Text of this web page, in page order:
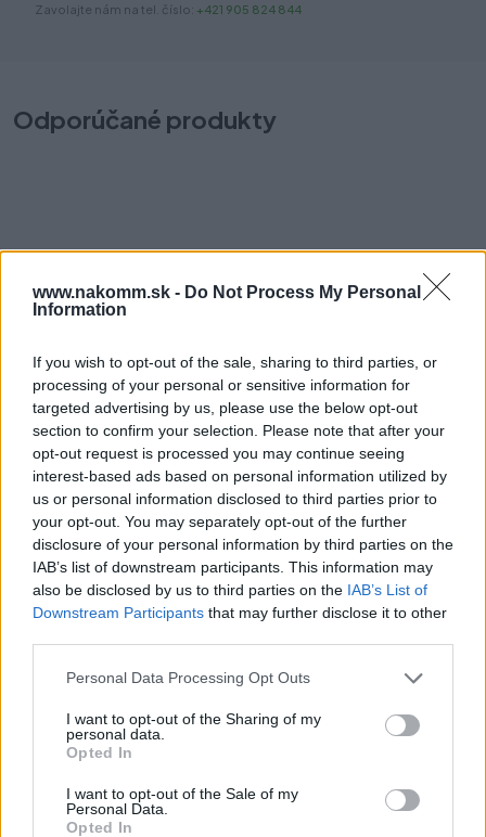
www.nakomm.sk - Do Not Process My Personal
Information
If you wish to opt-out of the sale, sharing to third parties, or
processing of your personal or sensitive information for
targeted advertising by us, please use the below opt-out
section to confirm your selection. Please note that after your
opt-out request is processed you may continue seeing
interest-based ads based on personal information utilized by
us or personal information disclosed to third parties prior to
your opt-out. You may separately opt-out of the further
disclosure of your personal information by third parties on the
IAB’s list of downstream participants. This information may
also be disclosed by us to third parties on the IAB’s List of
Downstream Participants that may further disclose it to other
Personal Data Processing Opt Outs
I want to opt-out of the Sharing of my
personal data.
Opted In
I want to opt-out of the Sale of my
Personal Data.
Opted In
Zavolajte nám na tel. číslo: +421 905 824 844
Odporúčané produkty
Konzola 250x300mm hnedá
Na sklade (4 ks)
1,40 €
Prečo si vybrať tento produkt?
Prevedenie: komaxit - biela Nosnosť: 60kg
Parametre
SKU: D-10776
Kategórie: Policové konzoly
Farba: Biela
Typ konzôl: